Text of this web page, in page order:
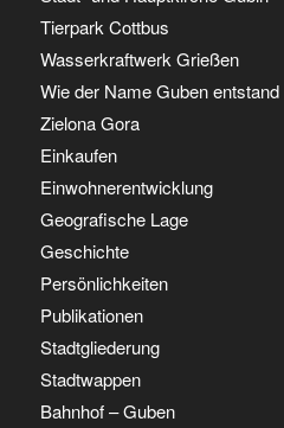
Tierpark Cottbus
Wasserkraftwerk Grießen
Wie der Name Guben entstand
Zielona Gora
Einkaufen
Einwohnerentwicklung
Geografische Lage
Geschichte
Persönlichkeiten
Publikationen
Stadtgliederung
Stadtwappen
Bahnhof – Guben